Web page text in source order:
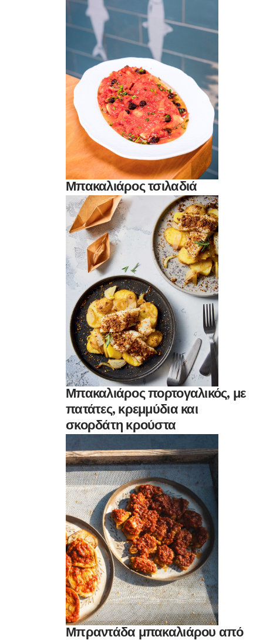
Μπακαλιάρος τσιλαδιά
Μπακαλιάρος πορτογαλικός, με
πατάτες, κρεμμύδια και
σκορδάτη κρούστα
Μπραντάδα μπακαλιάρου από